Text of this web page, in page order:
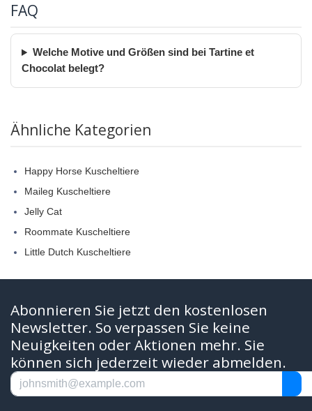
FAQ
Welche Motive und Größen sind bei Tartine et
Chocolat belegt?
Ähnliche Kategorien
Happy Horse Kuscheltiere
Maileg Kuscheltiere
Jelly Cat
Roommate Kuscheltiere
Little Dutch Kuscheltiere
Abonnieren Sie jetzt den kostenlosen
Newsletter. So verpassen Sie keine
Neuigkeiten oder Aktionen mehr. Sie
können sich jederzeit wieder abmelden.